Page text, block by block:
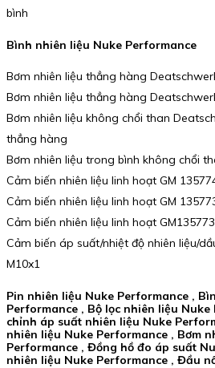
bình
Bình nhiên liệu Nuke Performance
Bơm nhiên liệu thẳng hàng
Bơm nhiên liệu thẳng hàng
Bơm nhiên liệu không chổi than
thẳng hàng
Bơm nhiên liệu trong bình không chổi
Cảm biến nhiên liệu linh hoạt GM
Cảm biến nhiên liệu linh hoạt GM
Cảm biến nhiên liệu linh hoạt
Cảm biến áp suất/nhiệt độ nhiên liệu/
M10x1
Pin nhiên liệu Nuke Performance ,
Performance , Bộ lọc nhiên liệu
chỉnh áp suất nhiên liệu Nuke
nhiên liệu Nuke Performance , Bơm
Performance , Đồng hồ đo áp suất
nhiên liệu Nuke Performance , Đầu